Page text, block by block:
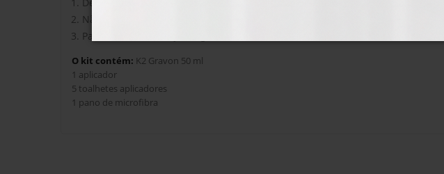
Não lave o carro com nenhuns componentes químicos nos 7 dias seguintes.
Para uma manutenção regular do revestimento (a cada 3-6 meses), é
O kit contém: K2 Gravon 50 ml
1 aplicador
5 toalhetes aplicadores
1 pano de microfibra